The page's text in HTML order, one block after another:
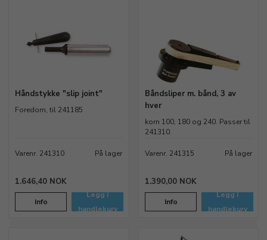
Håndstykke "slip joint"
Foredom, til 241185
Varenr. 241310 På lager
1.646,40 NOK
Info
Legg i
handlekurv
Båndsliper m. bånd, 3 av
hver
korn 100, 180 og 240. Passer til
241310.
Varenr. 241315 På lager
1.390,00 NOK
Info
Legg i
handlekurv